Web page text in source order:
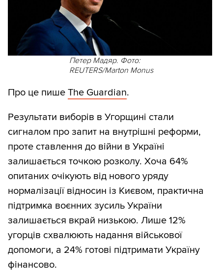
Петер Мадяр. Фото:
REUTERS/Marton Monus
Про це пише The Guardian.
Результати виборів в Угорщині стали
сигналом про запит на внутрішні реформи,
проте ставлення до війни в Україні
залишається точкою розколу. Хоча 64%
опитаних очікують від нового уряду
нормалізації відносин із Києвом, практична
підтримка воєнних зусиль України
залишається вкрай низькою. Лише 12%
угорців схвалюють надання військової
допомоги, а 24% готові підтримати Україну
фінансово.